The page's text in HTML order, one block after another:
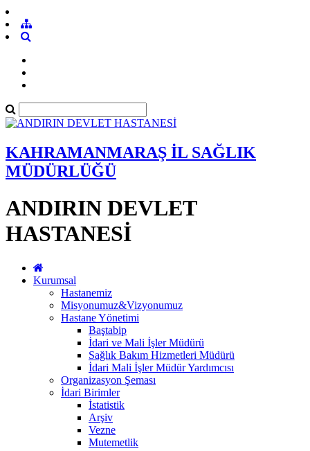
KAHRAMANMARAŞ İL SAĞLIK
MÜDÜRLÜĞÜ
ANDIRIN DEVLET
HASTANESİ
Kurumsal
Hastanemiz
Misyonumuz&Vizyonumuz
Hastane Yönetimi
Baştabip
İdari ve Mali İşler Müdürü
Sağlık Bakım Hizmetleri Müdürü
İdari Mali İşler Müdür Yardımcısı
Organizasyon Şeması
İdari Birimler
İstatistik
Arşiv
Vezne
Mutemetlik